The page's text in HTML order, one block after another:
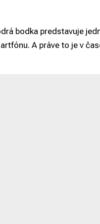
bodka predstavuje
A práve to je v